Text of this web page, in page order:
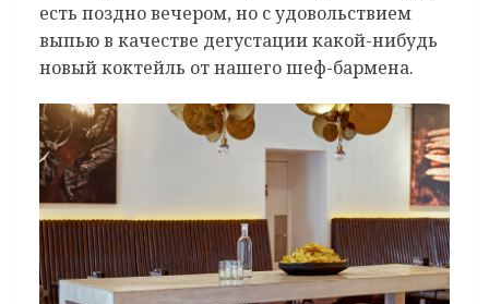
есть поздно вечером, но с удовольствием
выпью в качестве дегустации какой-нибудь
новый коктейль от нашего шеф-бармена.